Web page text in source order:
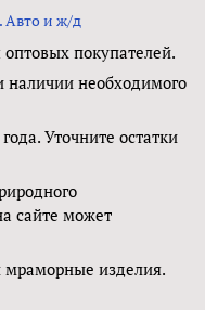
Авто и ж/д
покупателей.
наличии необходимого
Уточните остатки
сайте может
изделия.